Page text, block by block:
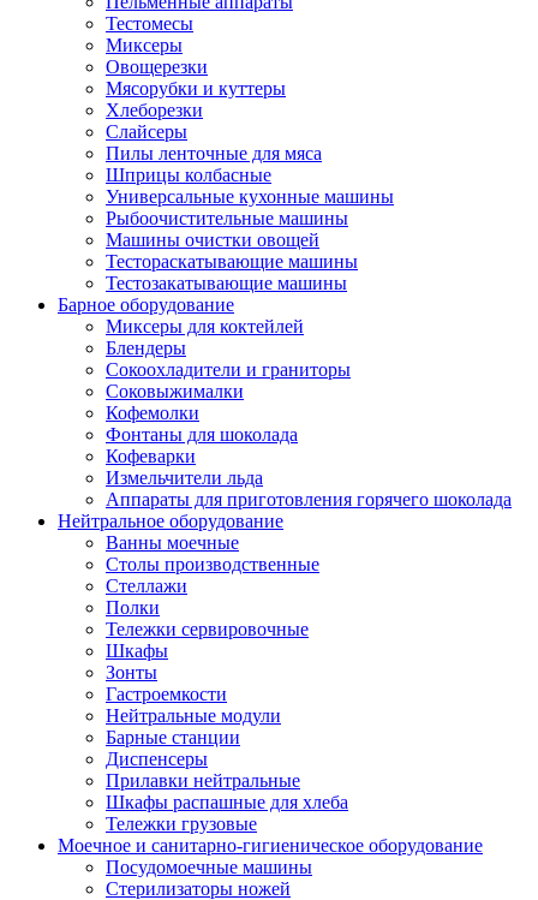
Тестомесы
Миксеры
Овощерезки
Мясорубки и куттеры
Хлеборезки
Слайсеры
Пилы ленточные для мяса
Шприцы колбасные
Универсальные кухонные машины
Рыбоочистительные машины
Машины очистки овощей
Тестораскатывающие машины
Тестозакатывающие машины
Барное оборудование
Миксеры для коктейлей
Блендеры
Сокоохладители и граниторы
Соковыжималки
Кофемолки
Фонтаны для шоколада
Кофеварки
Измельчители льда
Аппараты для приготовления горячего шоколада
Нейтральное оборудование
Ванны моечные
Столы производственные
Стеллажи
Полки
Тележки сервировочные
Шкафы
Зонты
Гастроемкости
Нейтральные модули
Барные станции
Диспенсеры
Прилавки нейтральные
Шкафы распашные для хлеба
Тележки грузовые
Моечное и санитарно-гигиеническое оборудование
Посудомоечные машины
Стерилизаторы ножей